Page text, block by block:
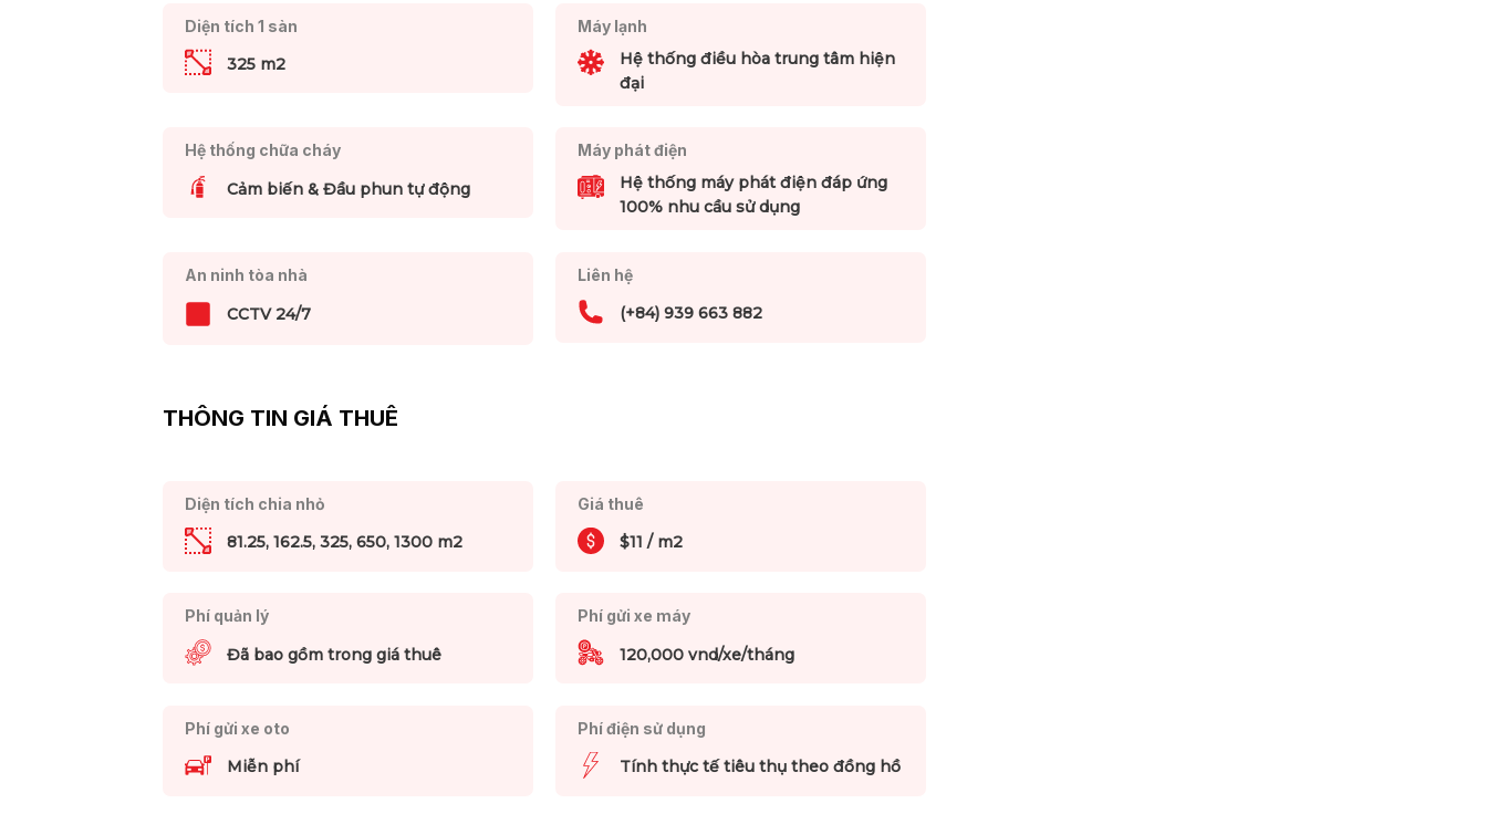
Diện tích 1 sàn
325 m2
Máy lạnh
Hệ thống điều hòa trung tâm hiện
đại
Hệ thống chữa cháy
Cảm biến & Đầu phun tự động
Máy phát điện
Hệ thống máy phát điện đáp ứng
100% nhu cầu sử dụng
An ninh tòa nhà
CCTV 24/7
Liên hệ
(+84) 939 663 882
THÔNG TIN GIÁ THUÊ
Diện tích chia nhỏ
81.25, 162.5, 325, 650, 1300 m2
Giá thuê
$11 / m2
Phí quản lý
Đã bao gồm trong giá thuê
Phí gửi xe máy
120,000 vnd/xe/tháng
Phí gửi xe oto
Miễn phí
Phí điện sử dụng
Tính thực tế tiêu thụ theo đồng hồ